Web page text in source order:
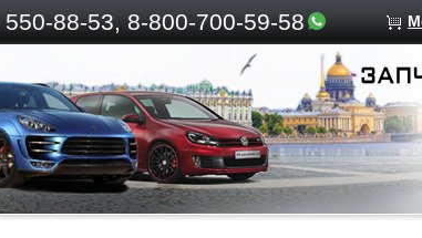
550-88-53, 8-800-700-59-58